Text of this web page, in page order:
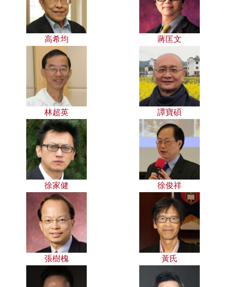
高希均 蔣匡文
林超英 譚寶碩
徐家健 徐俊祥
張樹槐 黃氏